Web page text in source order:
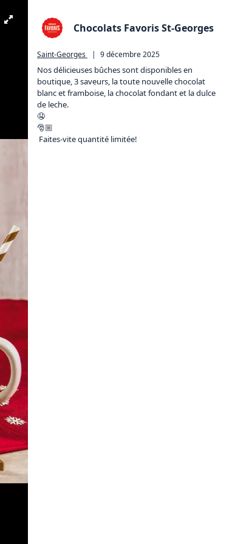
Chocolats Favoris St-Georges
Saint-Georges | 9 décembre 2025
Nos délicieuses bûches sont disponibles en
boutique, 3 saveurs, la toute nouvelle chocolat
blanc et framboise, la chocolat fondant et la dulce
de leche.
🤤
🎅🏼
Faites-vite quantité limitée!